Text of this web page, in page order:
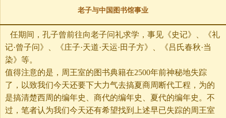
老子与中国图书馆事业
任期间，孔子曾前往向老子问礼求学，事见《史记》、《礼
记·曾子问》、《庄子·天道·天运·田子方》、《吕氏春秋·当
染》等。
值得注意的是，周王室的图书典籍在2500年前神秘地失踪
了，以致我们今天还要下大力气去搞夏商周断代工程，为的
是搞清楚西周的编年史、商代的编年史、夏代的编年史。不
过，笔者认为我们今天还有希望找到上述早已失踪的周王室